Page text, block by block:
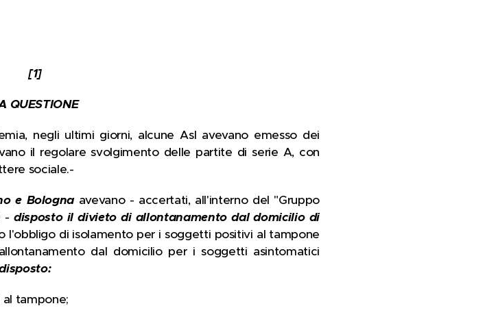
[1]
QUESTIONE
negli ultimi giorni, alcune Asl avevano emesso dei
il regolare svolgimento delle partite di serie A, con
sociale.-
e Bolognaavevano - accertati, all'interno del "Gruppo
-disposto il divieto di allontanamento dal domicilio di
l'obbligo di isolamento per i soggetti positivi al tampone
dal domicilio per i soggetti asintomatici
tampone;